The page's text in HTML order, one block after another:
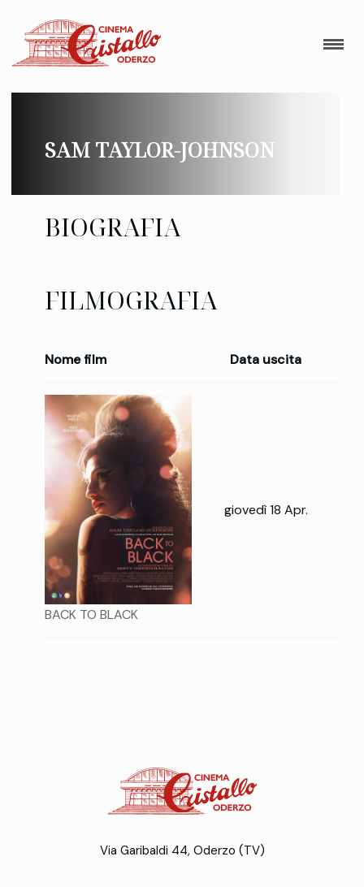
SAM TAYLOR-JOHNSON
BIOGRAFIA
FILMOGRAFIA
Nome film Data uscita
BACK TO BLACK
giovedì 18 Apr.
Via Garibaldi 44, Oderzo (TV)